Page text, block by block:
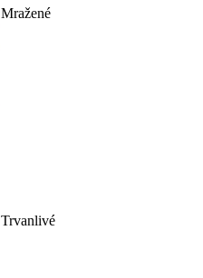
Mražené
Trvanlivé